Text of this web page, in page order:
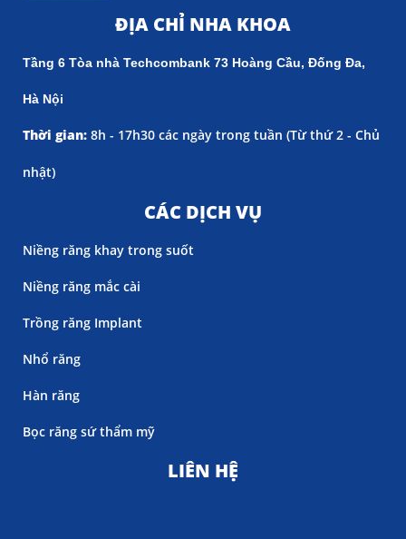
ĐỊA CHỈ NHA KHOA
Tầng 6 Tòa nhà Techcombank 73 Hoàng Cầu, Đống Đa,
Hà Nội
Thời gian: 8h - 17h30 các ngày trong tuần (Từ thứ 2 - Chủ
nhật)
CÁC DỊCH VỤ
Niềng răng khay trong suốt
Niềng răng mắc cài
Trồng răng Implant
Nhổ răng
Hàn răng
Bọc răng sứ thẩm mỹ
LIÊN HỆ